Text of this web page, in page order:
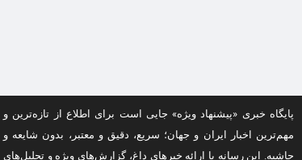
پایگاه خبری «پیشنهاد ویژه» جایی است برای اطلاع از تازه‌ترین و
مهم‌ترین اخبار ایران و جهان؛ سریع، دقیق و معتبر، بدون شایعه و
حاشیه. این رسانه با ارائه خبرهای داغ، گزارش‌های ویژه و تحلیل‌های